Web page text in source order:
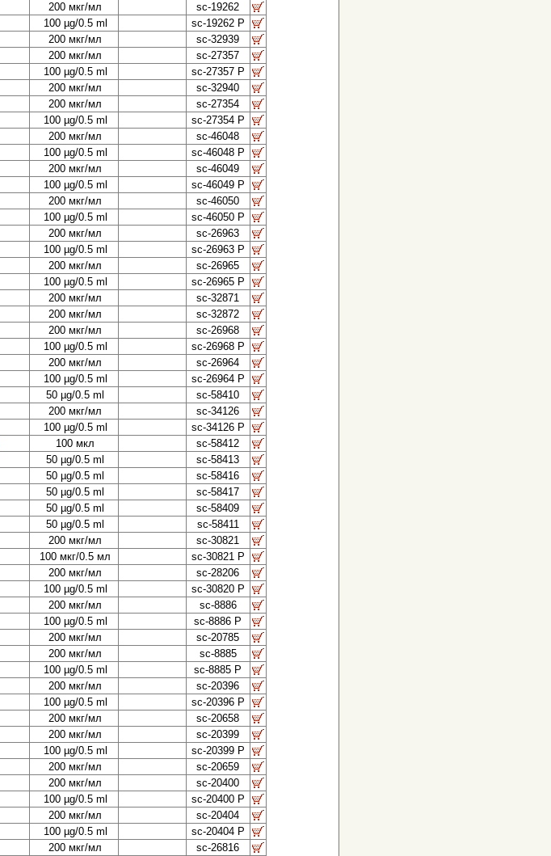
200 мкг/мл
sc-19262
100 µg/0.5 ml
sc-19262 P
200 мкг/мл
sc-32939
200 мкг/мл
sc-27357
100 µg/0.5 ml
sc-27357 P
200 мкг/мл
sc-32940
200 мкг/мл
sc-27354
100 µg/0.5 ml
sc-27354 P
200 мкг/мл
sc-46048
100 µg/0.5 ml
sc-46048 P
200 мкг/мл
sc-46049
100 µg/0.5 ml
sc-46049 P
200 мкг/мл
sc-46050
100 µg/0.5 ml
sc-46050 P
200 мкг/мл
sc-26963
100 µg/0.5 ml
sc-26963 P
200 мкг/мл
sc-26965
100 µg/0.5 ml
sc-26965 P
200 мкг/мл
sc-32871
200 мкг/мл
sc-32872
200 мкг/мл
sc-26968
100 µg/0.5 ml
sc-26968 P
200 мкг/мл
sc-26964
100 µg/0.5 ml
sc-26964 P
50 µg/0.5 ml
sc-58410
200 мкг/мл
sc-34126
100 µg/0.5 ml
sc-34126 P
100 мкл
sc-58412
50 µg/0.5 ml
sc-58413
50 µg/0.5 ml
sc-58416
50 µg/0.5 ml
sc-58417
50 µg/0.5 ml
sc-58409
50 µg/0.5 ml
sc-58411
200 мкг/мл
sc-30821
100 мкг/0.5 мл
sc-30821 P
200 мкг/мл
sc-28206
100 µg/0.5 ml
sc-30820 P
200 мкг/мл
sc-8886
100 µg/0.5 ml
sc-8886 P
200 мкг/мл
sc-20785
200 мкг/мл
sc-8885
100 µg/0.5 ml
sc-8885 P
200 мкг/мл
sc-20396
100 µg/0.5 ml
sc-20396 P
200 мкг/мл
sc-20658
200 мкг/мл
sc-20399
100 µg/0.5 ml
sc-20399 P
200 мкг/мл
sc-20659
200 мкг/мл
sc-20400
100 µg/0.5 ml
sc-20400 P
200 мкг/мл
sc-20404
100 µg/0.5 ml
sc-20404 P
200 мкг/мл
sc-26816